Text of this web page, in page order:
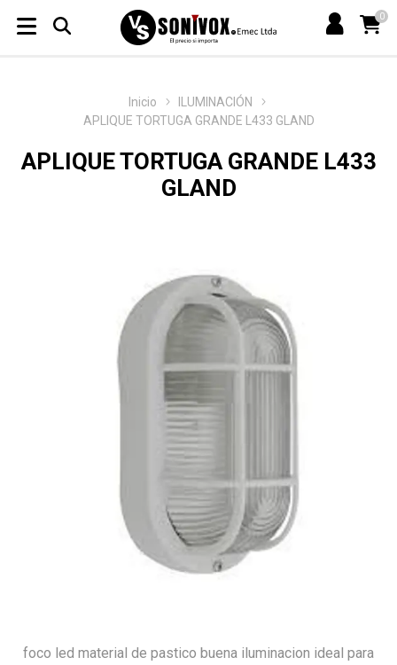
0
Inicio
ILUMINACIÓN
APLIQUE TORTUGA GRANDE L433 GLAND
APLIQUE TORTUGA GRANDE L433
GLAND
foco led material de pastico buena iluminacion ideal para